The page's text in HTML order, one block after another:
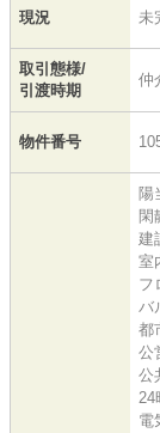
現況 未
取引態様/
引渡時期
仲
物件番号
陽
閑
建
室
フ
バ
都
公
公
24
電